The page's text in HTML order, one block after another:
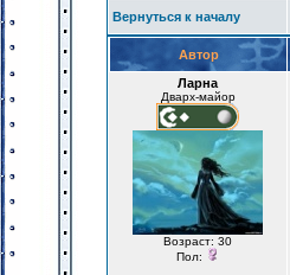
Вернуться к началу
Автор
Ларна
Дварх-майор
Возраст: 30
Пол: